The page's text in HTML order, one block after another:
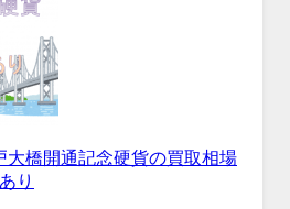
大橋開通記念硬貨の買取相場
り